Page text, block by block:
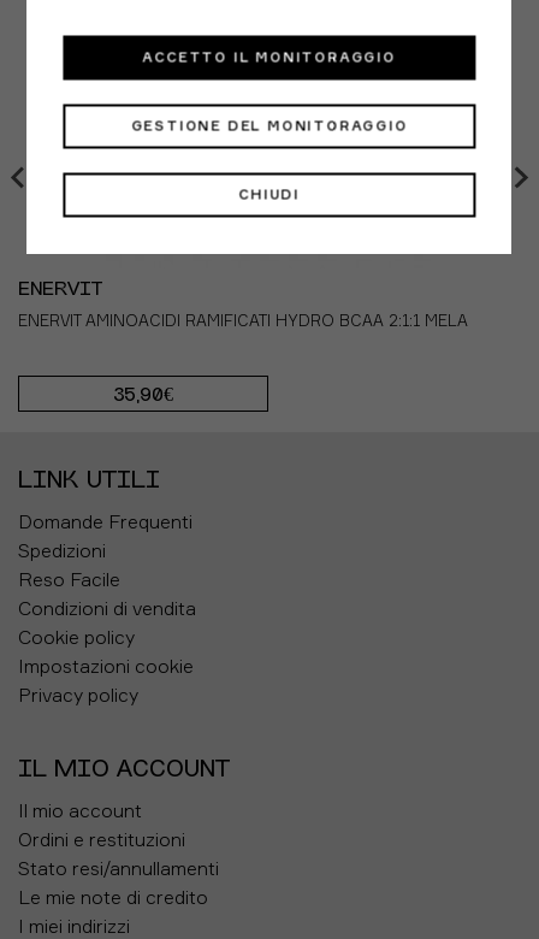
ENERVIT
ENERVIT AMINOACIDI RAMIFICATI HYDRO BCAA 2:1:1 MELA
35,90€
LINK UTILI
Domande Frequenti
Spedizioni
Reso Facile
Condizioni di vendita
Cookie policy
Impostazioni cookie
Privacy policy
IL MIO ACCOUNT
Il mio account
Ordini e restituzioni
Stato resi/annullamenti
Le mie note di credito
I miei indirizzi
CHIUDI
GESTIONE DEL MONITORAGGIO
ACCETTO IL MONITORAGGIO